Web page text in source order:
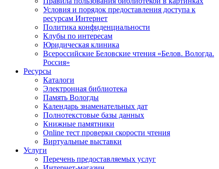
Условия и порядок предоставления доступа к
ресурсам Интернет
Политика конфиденциальности
Клубы по интересам
Юридическая клиника
Всероссийские Беловские чтения «Белов. Вологда.
Россия»
Ресурсы
Каталоги
Электронная библиотека
Память Вологды
Календарь знаменательных дат
Полнотекстовые базы данных
Книжные памятники
Online тест проверки скорости чтения
Виртуальные выставки
Услуги
Перечень предоставляемых услуг